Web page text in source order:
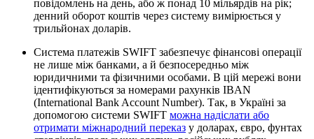
повідомлень на день, або ж понад 10 мільярдів на рік;
денний оборот коштів через систему вимірюється у
трильйонах доларів.
Система платежів SWIFT забезпечує фінансові операції
не лише між банками, а й безпосередньо між
юридичними та фізичними особами. В цій мережі вони
ідентифікуються за номерами рахунків IBAN
(International Bank Account Number). Так, в Україні за
допомогою системи SWIFT можна надіслати або
отримати міжнародний переказ у доларах, євро, фунтах